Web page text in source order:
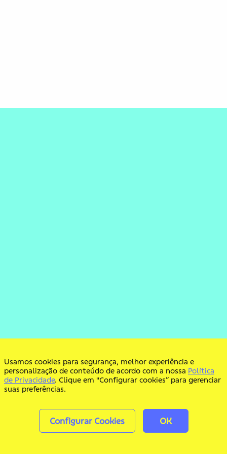
Usamos cookies para segurança, melhor experiência e
personalização de conteúdo de acordo com a nossa Política
de Privacidade. Clique em "Configurar cookies” para gerenciar
suas preferências.
Configurar Cookies OK